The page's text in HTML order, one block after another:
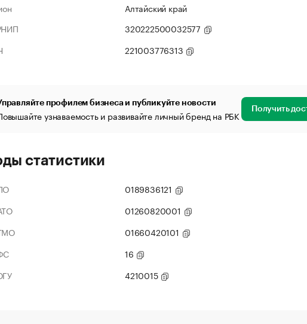
Алтайский край
320222500032577
221003776313
профилем бизнеса и публикуйте новости
узнаваемость и развивайте личный бренд на РБК Получить
статистики
0189836121
01260820001
01660420101
16
4210015